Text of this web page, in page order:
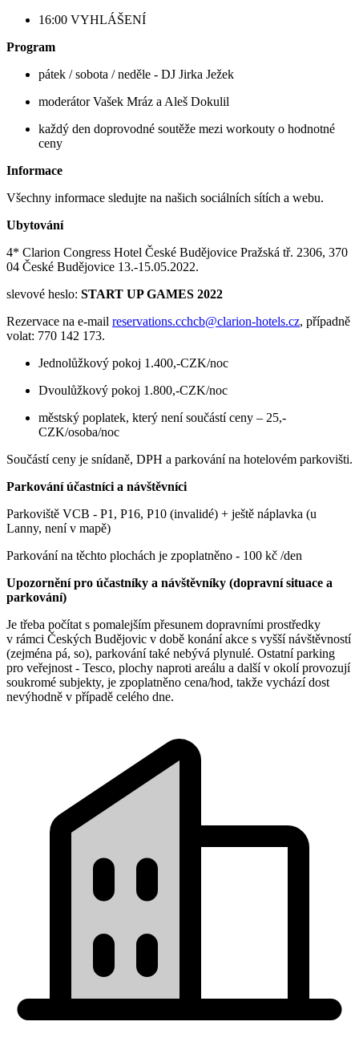
16:00 VYHLÁŠENÍ
Program
pátek / sobota / neděle - DJ Jirka Ježek
moderátor Vašek Mráz a Aleš Dokulil
každý den doprovodné soutěže mezi workouty o hodnotné
ceny
Informace
Všechny informace sledujte na našich sociálních sítích a webu.
Ubytování
4* Clarion Congress Hotel České Budějovice Pražská tř. 2306, 370
04 České Budějovice 13.-15.05.2022.
slevové heslo: START UP GAMES 2022
Rezervace na e-mail reservations.cchcb@clarion-hotels.cz, případně
volat: 770 142 173.
Jednolůžkový pokoj 1.400,-CZK/noc
Dvoulůžkový pokoj 1.800,-CZK/noc
městský poplatek, který není součástí ceny – 25,-
CZK/osoba/noc
Součástí ceny je snídaně, DPH a parkování na hotelovém parkovišti.
Parkování účastníci a návštěvníci
Parkoviště VCB - P1, P16, P10 (invalidé) + ještě náplavka (u
Lanny, není v mapě)
Parkování na těchto plochách je zpoplatněno - 100 kč /den
Upozornění pro účastníky a návštěvníky (dopravní situace a
parkování)
Je třeba počítat s pomalejším přesunem dopravními prostředky
v rámci Českých Budějovic v době konání akce s vyšší návštěvností
(zejména pá, so), parkování také nebývá plynulé. Ostatní parking
pro veřejnost - Tesco, plochy naproti areálu a další v okolí provozují
soukromé subjekty, je zpoplatněno cena/hod, takže vychází dost
nevýhodně v případě celého dne.